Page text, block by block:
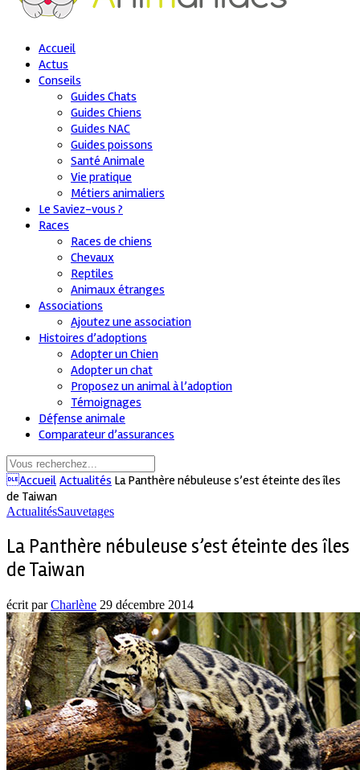
Accueil
Actus
Conseils
Guides Chats
Guides Chiens
Guides NAC
Guides poissons
Santé Animale
Vie pratique
Métiers animaliers
Le Saviez-vous ?
Races
Races de chiens
Chevaux
Reptiles
Animaux étranges
Associations
Ajoutez une association
Histoires d’adoptions
Adopter un Chien
Adopter un chat
Proposez un animal à l’adoption
Témoignages
Défense animale
Comparateur d’assurances
Accueil Actualités La Panthère nébuleuse s’est éteinte des îles
de Taiwan
ActualitésSauvetages
La Panthère nébuleuse s’est éteinte des îles
de Taiwan
écrit parCharlène 29 décembre 2014